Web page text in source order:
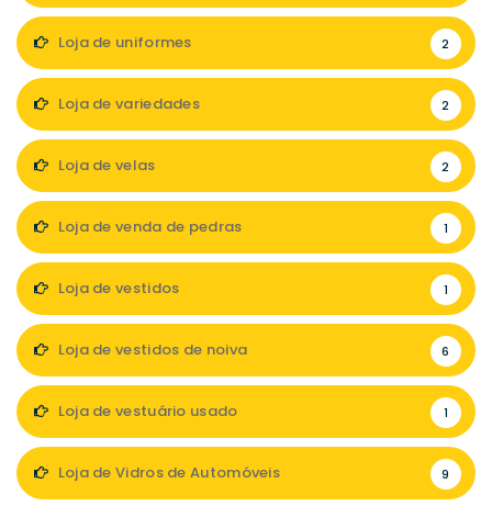
Loja de uniformes 2
Loja de variedades 2
Loja de velas 2
Loja de venda de pedras 1
Loja de vestidos 1
Loja de vestidos de noiva 6
Loja de vestuário usado 1
Loja de Vidros de Automóveis 9